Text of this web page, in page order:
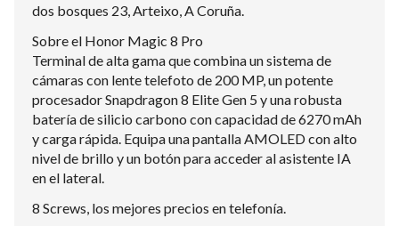
dos bosques 23, Arteixo, A Coruña.
Sobre el Honor Magic 8 Pro
Terminal de alta gama que combina un sistema de
cámaras con lente telefoto de 200 MP, un potente
procesador Snapdragon 8 Elite Gen 5 y una robusta
batería de silicio carbono con capacidad de 6270 mAh
y carga rápida. Equipa una pantalla AMOLED con alto
nivel de brillo y un botón para acceder al asistente IA
en el lateral.
8 Screws, los mejores precios en telefonía.